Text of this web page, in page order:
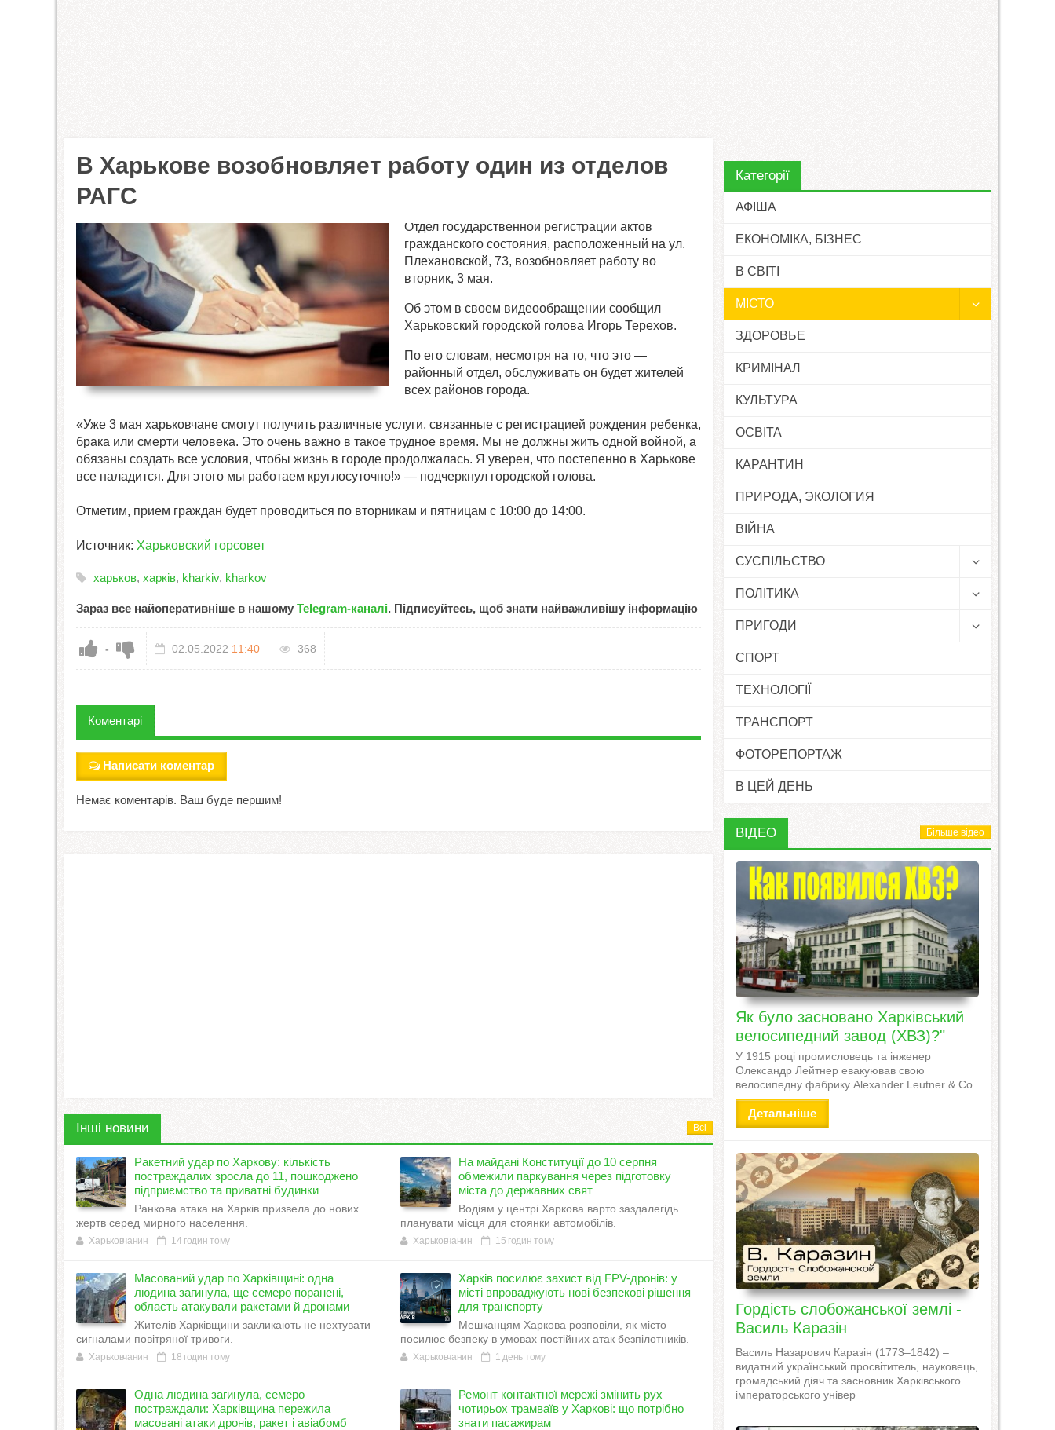
В Харькове возобновляет работу один из отделов
РАГС
Отдел государственной регистрации актов
гражданского состояния, расположенный на ул.
Плехановской, 73, возобновляет работу во
вторник, 3 мая.
Об этом в своем видеообращении сообщил
Харьковский городской голова Игорь Терехов.
По его словам, несмотря на то, что это —
районный отдел, обслуживать он будет жителей
всех районов города.
«Уже 3 мая харьковчане смогут получить различные услуги, связанные с регистрацией рождения ребенка,
брака или смерти человека. Это очень важно в такое трудное время. Мы не должны жить одной войной, а
обязаны создать все условия, чтобы жизнь в городе продолжалась. Я уверен, что постепенно в Харькове
все наладится. Для этого мы работаем круглосуточно!» — подчеркнул городской голова.
Отметим, прием граждан будет проводиться по вторникам и пятницам с 10:00 до 14:00.
Источник: Харьковский горсовет
харьков, харків, kharkiv, kharkov
Зараз все найоперативніше в нашому Telegram-каналі. Підписуйтесь, щоб знати найважливішу інформацію
- 02.05.2022 11:40 368
Коментарі
Написати коментар
Немає коментарів. Ваш буде першим!
Інші новини Всі
Ракетний удар по Харкову: кількість
постраждалих зросла до 11, пошкоджено
підприємство та приватні будинки
Ранкова атака на Харків призвела до нових
жертв серед мирного населення.
Харьковчанин 14 годин тому
На майдані Конституції до 10 серпня
обмежили паркування через підготовку
міста до державних свят
Водіям у центрі Харкова варто заздалегідь
планувати місця для стоянки автомобілів.
Харьковчанин 15 годин тому
Масований удар по Харківщині: одна
людина загинула, ще семеро поранені,
область атакували ракетами й дронами
Жителів Харківщини закликають не нехтувати
сигналами повітряної тривоги.
Харьковчанин 18 годин тому
Харків посилює захист від FPV-дронів: у
місті впроваджують нові безпекові рішення
для транспорту
Мешканцям Харкова розповіли, як місто
посилює безпеку в умовах постійних атак безпілотників.
Харьковчанин 1 день тому
Одна людина загинула, семеро
постраждали: Харківщина пережила
масовані атаки дронів, ракет і авіабомб
Ремонт контактної мережі змінить рух
чотирьох трамваїв у Харкові: що потрібно
знати пасажирам
Категорії
АФІША
ЕКОНОМІКА, БІЗНЕС
В СВІТІ
МІСТО
ЗДОРОВЬЕ
КРИМІНАЛ
КУЛЬТУРА
ОСВІТА
КАРАНТИН
ПРИРОДА, ЭКОЛОГИЯ
ВІЙНА
СУСПІЛЬСТВО
ПОЛІТИКА
ПРИГОДИ
СПОРТ
ТЕХНОЛОГІЇ
ТРАНСПОРТ
ФОТОРЕПОРТАЖ
В ЦЕЙ ДЕНЬ
ВІДЕО Більше відео
Як було засновано Харківський
велосипедний завод (ХВЗ)?"
У 1915 році промисловець та інженер
Олександр Лейтнер евакуював свою
велосипедну фабрику Alexander Leutner & Co.
Детальніше
Гордість слобожанської землі -
Василь Каразін
Василь Назарович Каразін (1773–1842) –
видатний український просвітитель, науковець,
громадський діяч та засновник Харківського
імператорського універ